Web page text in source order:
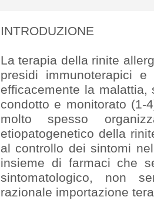
INTRODUZIONE
La terapia della rinite
presidi immunoterapici
efficacemente la
condotto e monitorato (1-
molto spesso
etiopatogenetico della
al controllo dei sintomi
insieme di farmaci che
sintomatologico, non
razionale importazione